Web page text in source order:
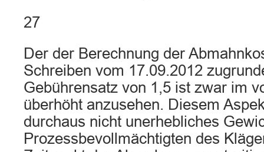
27
Der der Berechnung der
Schreiben vom 17.09.2012
Gebührensatz von 1,5 ist zwar im
überhöht anzusehen. Diesem
durchaus nicht unerhebliches
Prozessbevollmächtigten des